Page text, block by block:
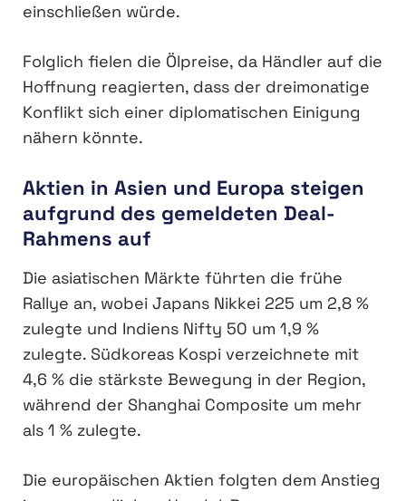
einschließen würde.
Folglich fielen die Ölpreise, da Händler auf die
Hoffnung reagierten, dass der dreimonatige
Konflikt sich einer diplomatischen Einigung
nähern könnte.
Aktien in Asien und Europa steigen
aufgrund des gemeldeten Deal-
Rahmens auf
Die asiatischen Märkte führten die frühe
Rallye an, wobei Japans Nikkei 225 um 2,8 %
zulegte und Indiens Nifty 50 um 1,9 %
zulegte. Südkoreas Kospi verzeichnete mit
4,6 % die stärkste Bewegung in der Region,
während der Shanghai Composite um mehr
als 1 % zulegte.
Die europäischen Aktien folgten dem Anstieg